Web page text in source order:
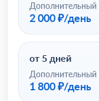
Дополнительный
2 000 ₽/день
от 5 дней
Дополнительный
1 800 ₽/день